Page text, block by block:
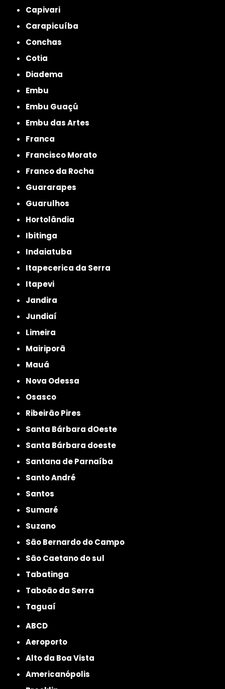
Capivari
Carapicuíba
Conchas
Cotia
Diadema
Embu
Embu Guaçú
Embu das Artes
Franca
Francisco Morato
Franco da Rocha
Guararapes
Guarulhos
Hortolândia
Ibitinga
Indaiatuba
Itapecerica da Serra
Itapevi
Jandira
Jundiaí
Limeira
Mairiporã
Mauá
Nova Odessa
Osasco
Ribeirão Pires
Santa Bárbara dOeste
Santa Bárbara doeste
Santana de Parnaíba
Santo André
Santos
Sumaré
Suzano
São Bernardo do Campo
São Caetano do sul
Tabatinga
Taboão da Serra
Taguaí
ABCD
Aeroporto
Alto da Boa Vista
Americanópolis